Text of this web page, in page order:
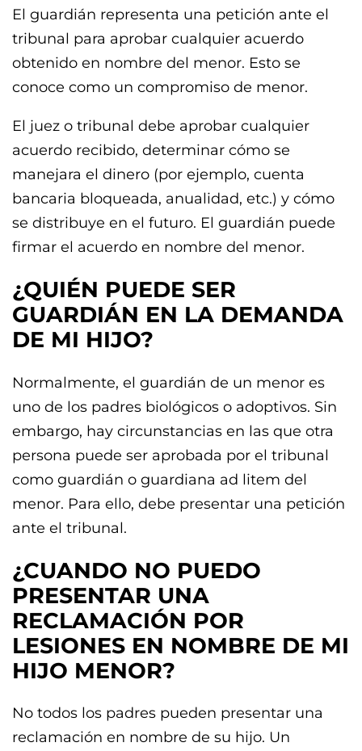
El guardián representa una petición ante el
tribunal para aprobar cualquier acuerdo
obtenido en nombre del menor. Esto se
conoce como un compromiso de menor.
El juez o tribunal debe aprobar cualquier
acuerdo recibido, determinar cómo se
manejara el dinero (por ejemplo, cuenta
bancaria bloqueada, anualidad, etc.) y cómo
se distribuye en el futuro. El guardián puede
firmar el acuerdo en nombre del menor.
¿QUIÉN PUEDE SER
GUARDIÁN EN LA DEMANDA
DE MI HIJO?
Normalmente, el guardián de un menor es
uno de los padres biológicos o adoptivos. Sin
embargo, hay circunstancias en las que otra
persona puede ser aprobada por el tribunal
como guardián o guardiana ad litem del
menor. Para ello, debe presentar una petición
ante el tribunal.
¿CUANDO NO PUEDO
PRESENTAR UNA
RECLAMACIÓN POR
LESIONES EN NOMBRE DE MI
HIJO MENOR?
No todos los padres pueden presentar una
reclamación en nombre de su hijo. Un